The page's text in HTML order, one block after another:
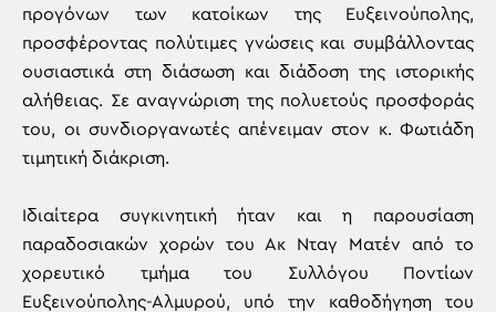
προγόνων των κατοίκων της Ευξεινούπολης,
προσφέροντας πολύτιμες γνώσεις και συμβάλλοντας
ουσιαστικά στη διάσωση και διάδοση της ιστορικής
αλήθειας. Σε αναγνώριση της πολυετούς προσφοράς
του, οι συνδιοργανωτές απένειμαν στον κ. Φωτιάδη
τιμητική διάκριση.
Ιδιαίτερα συγκινητική ήταν και η παρουσίαση
παραδοσιακών χορών του Ακ Νταγ Ματέν από το
χορευτικό τμήμα του Συλλόγου Ποντίων
Ευξεινούπολης-Αλμυρού, υπό την καθοδήγηση του